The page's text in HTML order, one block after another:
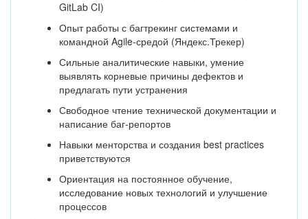
GitLab CI)
Опыт работы с багтрекинг системами и
командной Agile-средой (Яндекс.Трекер)
Сильные аналитические навыки, умение
выявлять корневые причины дефектов и
предлагать пути устранения
Свободное чтение технической документации и
написание баг-репортов
Навыки менторства и создания best practices
приветствуются
Ориентация на постоянное обучение,
исследование новых технологий и улучшение
процессов